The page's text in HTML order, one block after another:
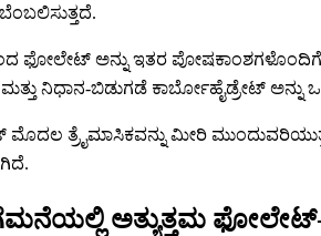
ಅನ್ನು ಇತರ ಪೋಷಕಾಂಶಗಳೊಂದಿಗೆ
ನಿಧಾನ-ಬಿಡುಗಡೆ ಕಾರ್ಬೋಹೈಡ್ರೇಟ್ ಅನ್ನು
ತ್ರೈಮಾಸಿಕವನ್ನು ಮೀರಿ
ಅತ್ಯುತ್ತಮ